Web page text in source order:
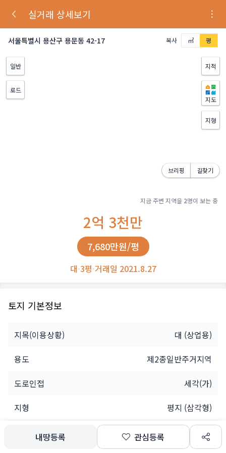
실거래 상세보기
서울특별시 용산구 용문동 42-17 복사 ㎡ 평
일반
로드
지적
지도
지형
브리핑 길찾기
지금 주변 지역을 2명이 보는 중
2억 3천만
7,680만원/평
대·3평·거래일 2021.8.27
토지 기본정보
지목(이용상황) 대 (상업용)
용도
제2종일반주거지역
도로인접
세각(가)
지형
평지 (삼각형)
소유자 개인
공유인(1명)
내땅등록 관심등록